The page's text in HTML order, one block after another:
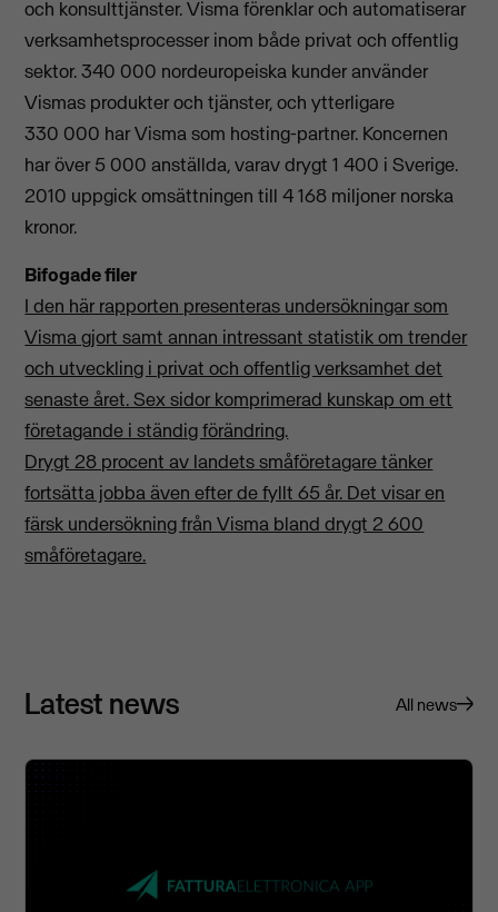
och konsulttjänster. Visma förenklar och automatiserar
verksamhetsprocesser inom både privat och offentlig
sektor. 340 000 nordeuropeiska kunder använder
Vismas produkter och tjänster, och ytterligare
330 000 har Visma som hosting-partner. Koncernen
har över 5 000 anställda, varav drygt 1 400 i Sverige.
2010 uppgick omsättningen till 4 168 miljoner norska
kronor.
Bifogade filer
I den här rapporten presenteras undersökningar som
Visma gjort samt annan intressant statistik om trender
och utveckling i privat och offentlig verksamhet det
senaste året. Sex sidor komprimerad kunskap om ett
företagande i ständig förändring.
Drygt 28 procent av landets småföretagare tänker
fortsätta jobba även efter de fyllt 65 år. Det visar en
färsk undersökning från Visma bland drygt 2 600
småföretagare.
Latest news All news